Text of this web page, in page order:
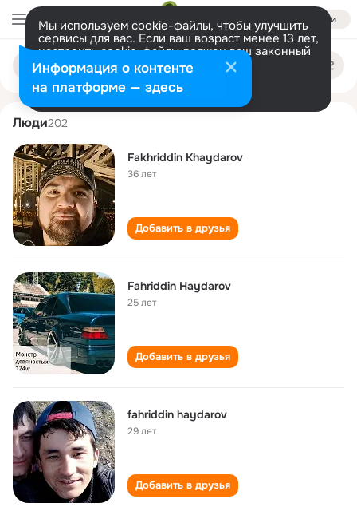
Войти
Мы используем cookie-файлы, чтобы улучшить
сервисы для вас. Если ваш возраст менее 13 лет,
настроить cookie-файлы должен ваш законный
представитель. Больше информации
Разрешить все Настроить
Поиск
людям
fakhriddin khaydarov
Люди202
Fakhriddin Khaydarov
36 лет
Добавить в друзья
Fahriddin Haydarov
25 лет
Добавить в друзья
fahriddin haydarov
29 лет
Добавить в друзья
Информация о контенте
на платформе — здесь